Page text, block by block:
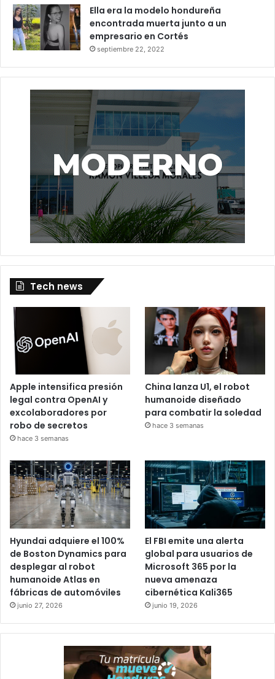
Ella era la modelo hondureña
encontrada muerta junto a un
empresario en Cortés
septiembre 22, 2022
Tech news
Apple intensifica presión
legal contra OpenAI y
excolaboradores por
robo de secretos
hace 3 semanas
China lanza U1, el robot
humanoide diseñado
para combatir la soledad
hace 3 semanas
Hyundai adquiere el 100%
de Boston Dynamics para
desplegar al robot
humanoide Atlas en
fábricas de automóviles
junio 27, 2026
El FBI emite una alerta
global para usuarios de
Microsoft 365 por la
nueva amenaza
cibernética Kali365
junio 19, 2026